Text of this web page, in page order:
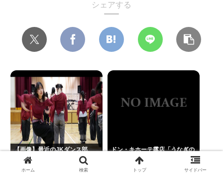
シェアする
【画像】最近のJKダンス部、
迫力がすごい
ドン・キホーテ露店「うなぎの
かば焼き」で食中毒 男女14人
が発熱や腹痛など訴え…サルモ
ネラ属の菌検出
ホーム 検索 トップ サイドバー